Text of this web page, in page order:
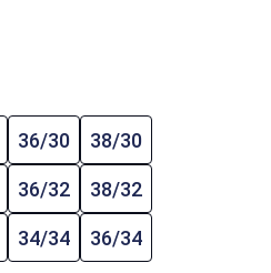
36/30 38/30
36/32 38/32
34/34 36/34